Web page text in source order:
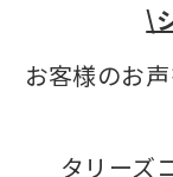
\
お客様のお
タリーズ